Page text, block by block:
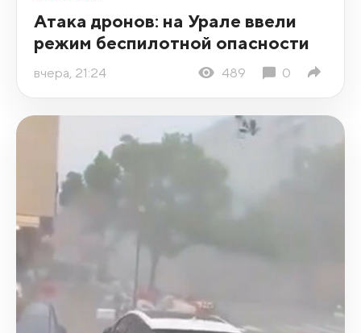
Атака дронов: на Урале ввели
режим беспилотной опасности
вчера, 21:24 489 0